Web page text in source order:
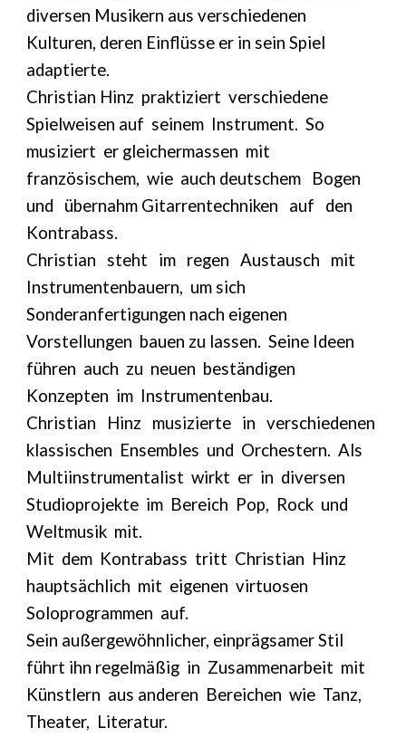
diversen Musikern aus verschiedenen
Kulturen, deren Einflüsse er in sein Spiel
adaptierte.
Christian Hinz praktiziert verschiedene
Spielweisen auf seinem Instrument. So
musiziert er gleichermassen mit
französischem, wie auch deutschem Bogen
und übernahm Gitarrentechniken auf den
Kontrabass.
Christian steht im regen Austausch mit
Instrumentenbauern, um sich
Sonderanfertigungen nach eigenen
Vorstellungen bauen zu lassen. Seine Ideen
führen auch zu neuen beständigen
Konzepten im Instrumentenbau.
Christian Hinz musizierte in verschiedenen
klassischen Ensembles und Orchestern. Als
Multiinstrumentalist wirkt er in diversen
Studioprojekte im Bereich Pop, Rock und
Weltmusik mit.
Mit dem Kontrabass tritt Christian Hinz
hauptsächlich mit eigenen virtuosen
Soloprogrammen auf.
Sein außergewöhnlicher, einprägsamer Stil
führt ihn regelmäßig in Zusammenarbeit mit
Künstlern aus anderen Bereichen wie Tanz,
Theater, Literatur.